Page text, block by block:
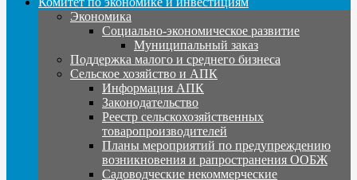
Экономика
Социально-экономическое развитие
Муниципальный заказ
Поддержка малого и среднего бизнеса
Сельское хозяйство и АПК
Информация АПК
Законодательство
Реестр сельскохозяйственных
товаропроизводителей
Планы мероприятий по предупреждению
возникновения и рапространения ООБЖ
Садоводческие некоммерческие